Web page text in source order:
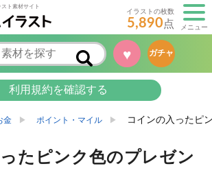
ト素材サイト
イラストの枚数
5,890点 メニュー
♥ ガチャ
利用規約を確認する
金 ポイント・マイル コインの入ったピ
たピンク色のプレゼン